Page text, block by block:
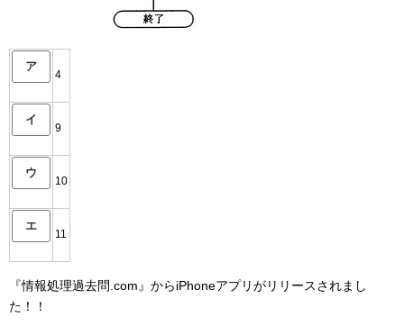
ア
4
イ
9
ウ
10
エ
11
『情報処理過去問.com』からiPhoneアプリがリリースされまし
た！！